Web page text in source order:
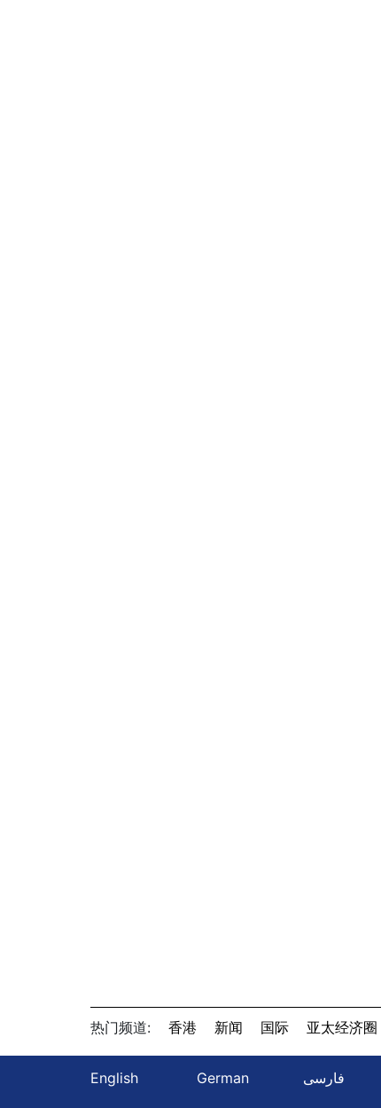
热门频道: 香港 新闻 国际 亚太经济圈
English German فارسی